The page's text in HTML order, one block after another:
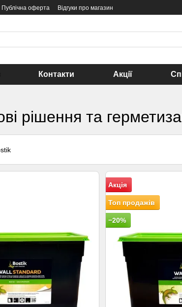
Публічна оферта Відгуки про магазин
Контакти Акції
рішення та
Акція
Топ продажів
−20%